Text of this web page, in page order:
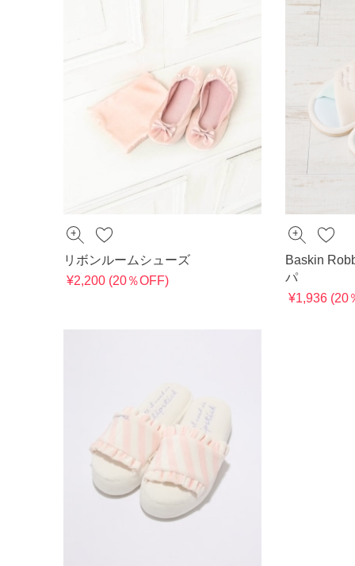
リボンルームシューズ
¥2,200 (20％OFF)
Baskin
パ
¥1,936 (20